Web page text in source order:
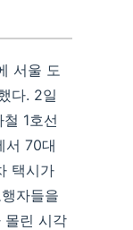
서울 도
다. 2일
1호선
서 70대
택시가
자들을
몰린 시각